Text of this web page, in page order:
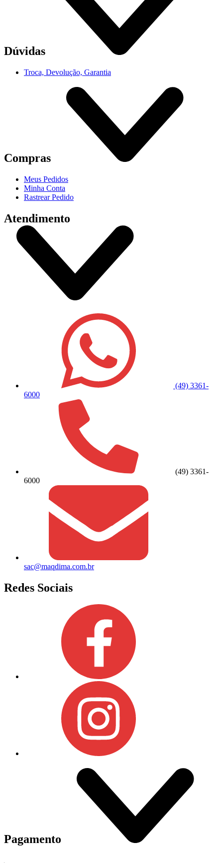
Dúvidas
Troca, Devolução, Garantia
Compras
Meus Pedidos
Minha Conta
Rastrear Pedido
Atendimento
(49) 3361-
6000
(49) 3361-
6000
sac@maqdima.com.br
Redes Sociais
Pagamento